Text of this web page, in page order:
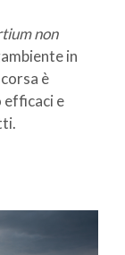
non
in
è
efficaci e